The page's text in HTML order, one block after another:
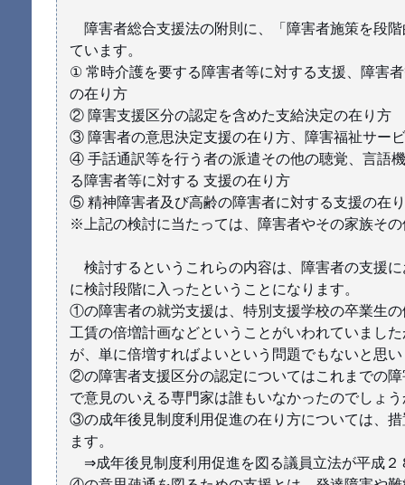
障害者総合支援法の附則に、「障害者施策を段
ています。
① 常時介護を要する障害者等に対する支援、障害
の在り方
② 障害支援区分の認定を含めた支給決定の在り方
③ 障害者の意思決定支援の在り方、障害福祉サー
④ 手話通訳等を行う者の派遣その他の聴覚、言語
る障害者等に対する 支援の在り方
⑤ 精神障害者及び高齢の障害者に対する支援の在
※上記の検討に当たっては、障害者やその家族そ
検討するというこれらの内容は、障害者の支援
に検討段階に入ったということになります。
①の障害者の就労支援は、特別支援学校の卒業生
工賃の倍増計画などということがいわれていまし
が、単に倍増すればよいという問題でもないと思
②の障害者支援区分の認定についてはこれまでの
で意見のいえる専門家は誰もいなかったのでしょう
③の成年後見制度利用促進の在り方については、
ます。
⇒成年後見制度利用促進を図る議員立法が平成２